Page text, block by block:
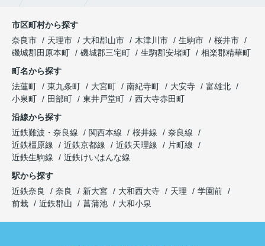
市区町村から探す
奈良市
天理市 大和郡山市 木津川市 生駒市
桜井市
磯城郡田原本町
磯城郡三宅町 生駒郡安堵町
相楽郡精華町
町名から探す
法蓮町
東九条町 大宮町 南紀寺町 大安寺
富雄北
小泉町
田部町 東井戸堂町
西大寺赤田町
沿線から探す
近鉄難波・奈良線
関西本線 桜井線
奈良線
近鉄橿原線
近鉄京都線 近鉄天理線
片町線
近鉄生駒線
近鉄けいはんな線
駅から探す
近鉄奈良
奈良 新大宮 大和西大寺 天理
学園前
前栽
近鉄郡山 菖蒲池 大和小泉